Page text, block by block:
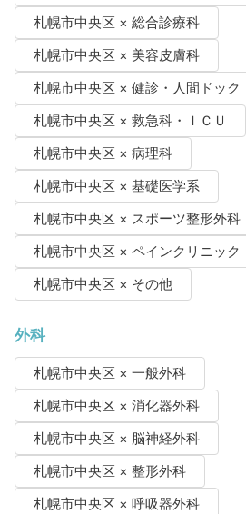
札幌市中央区 × 総合診療科
札幌市中央区 × 美容皮膚科
札幌市中央区 × 健診・人間ドック
札幌市中央区 × 救急科・ＩＣＵ
札幌市中央区 × 病理科
札幌市中央区 × 基礎医学系
札幌市中央区 × スポーツ整形外科
札幌市中央区 × ペインクリニック
札幌市中央区 × その他
外科
札幌市中央区 × 一般外科
札幌市中央区 × 消化器外科
札幌市中央区 × 脳神経外科
札幌市中央区 × 整形外科
札幌市中央区 × 呼吸器外科